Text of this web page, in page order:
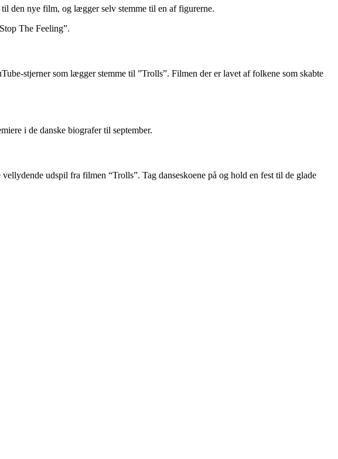
den nye film, og lægger selv stemme til en af figurerne.
The Feeling”.
stjerner som lægger stemme til ”Trolls”. Filmen der er lavet af folkene som skabte
i de danske biografer til september.
udspil fra filmen “Trolls”. Tag danseskoene på og hold en fest til de glade